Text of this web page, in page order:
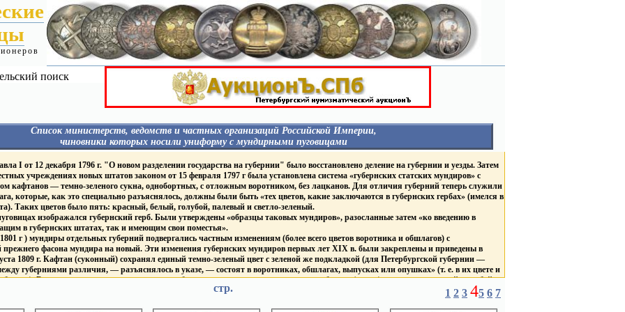
поиск
Список министерств, ведомств и частных организаций Российской Империи,
чиновники которых носили униформу с мундирными пуговицами
Гражданские 1827-1857
Гражданские 1857-1917
Гражданские 1917
Гражданские - Царство Польское
Гражданские - Великое Княжество
Финляндское
ИМПЕРАТОРСКИЙ ДВОР
Дворцовые Правления
Придворн. Ведом.
Академия Художеств
Публ. Библиотека и Румянцев.
музеум
Капитул Императорских
на пуговицах Столп Закона
МИН. ФИНАНСОВ
Фабр. Инсп.
Гос. банки
Пограничная стража
Таможенная и акцизная
службы
МИН. ГОС. ИМУЩЕСТВ
Корпус горных инженеров
ПОЖАРНЫЕ ОБЩЕСТВА
ПОЧТ. - ТЕЛЕГРАФ. ВЕД.
ГРАЖДАНСКИЙ ФЛОТ
Торговый Флот
Яхт-клубы
ГРАЖДАНСКИЕ УЧЕБНЫЕ
ВУЗы
НЕГОСУДАРСТВЕННЫЕ
ОРГАНИЗАЦИИ
ГУБЕРНИИ И ГОРОДА
Россия
Курская Губерния
ВЕД. БЛАГОТВ. УЧРЕЖД.
ЛИВРЕЙНЫЕ С
ДВОРЯНСКИМИ
ГЕРБАМИ
Россия
короны
I от 12 декабря 1796 г. "О новом разделении государства на губернии" было восстановлено деление на губернии и уезды. Затем
учреждениях новых штатов законом от 15 февраля 1797 г была установлена система «губернских статских мундиров» с
кафтанов — темно-зеленого сукна, однобортных, с отложным воротником, без лацканов. Для отличия губерний теперь служили
которые, как это специально разъяснялось, должны были быть «тех цветов, какие заключаются в губернских гербах» (имелся в
Таких цветов было пять: красный, белый, голубой, палевый и светло-зеленый.
изображался губернский герб. Были утверждены «образцы таковых мундиров», разосланные затем «ко введению в
в губернских штатах, так и имеющим свои поместья».
г ) мундиры отдельных губерний подвергались частным изменениям (более всего цветов воротника и обшлагов) с
прежнего фасона мундира на новый. Эти изменения губернских мундиров первых лет XIX в. были закреплены и приведены в
1809 г. Кафтан (суконный) сохранял единый темно-зеленый цвет с зеленой же подкладкой (для Петербургской губернии —
губерниями различия, — разъяснялось в указе, — состоят в воротниках, обшлагах, выпусках или опушках» (т. е. в их цвете и
В зависимости от цвета воротника и обшлагов устанавливалось восемь «разборов» (групп) мундиров: красный, голубой,
черный, темно-синий, фиолетовый, малиновый и оранжевый
мундиры для генерал-губернаторов, гражданских губернаторов и вице-губернаторов «по цветам, каждой губернии
стр. 1 2 3 45 6 7